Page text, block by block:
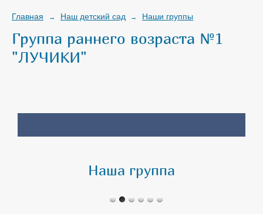
Главная → Наш детский сад → Наши группы
Группа раннего возраста №1
"ЛУЧИКИ"
Наша группа